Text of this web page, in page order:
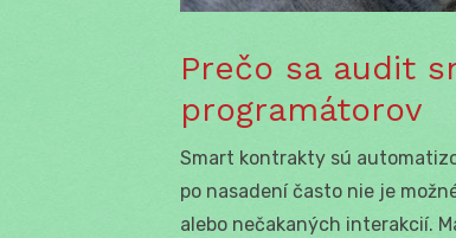
Prečo sa audit
programátorov
Smart kontrakty sú
po nasadení často nie je
alebo nečakaných interakcií.